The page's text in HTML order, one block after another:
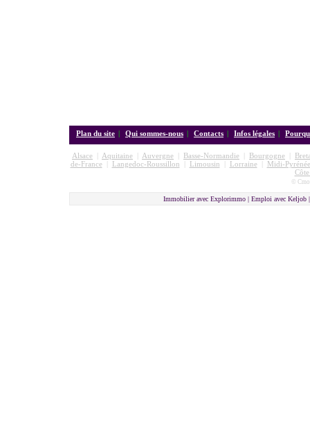
Plan du site | Qui sommes-nous | Contacts | Infos légales |
Alsace Aquitaine Auvergne Basse-Normandie Bourgogne
de-France| Langedoc-Roussillon Limousin Lorraine|
Midi-
©
Immobilier avec Explorimmo | Emploi avec Keljob